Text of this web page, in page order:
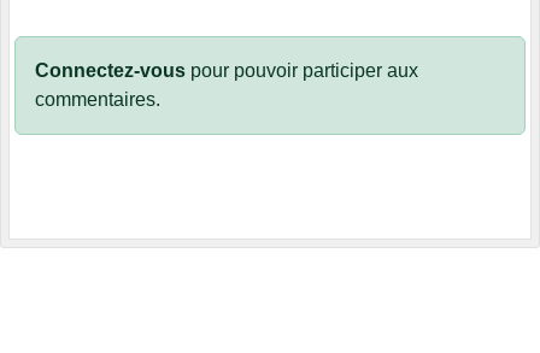
Connectez-vous pour pouvoir participer aux
commentaires.